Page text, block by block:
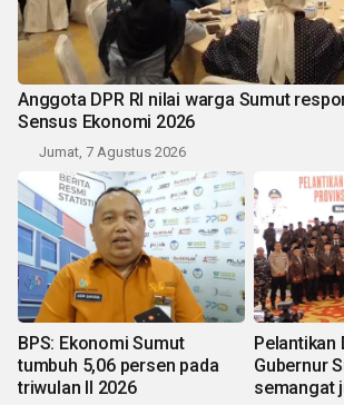
Anggota DPR RI nilai warga Sumut
Sensus Ekonomi 2026
Jumat, 7 Agustus 2026
BPS: Ekonomi Sumut
tumbuh 5,06 persen pada
triwulan II 2026
Pelantikan
Gubernur
semangat